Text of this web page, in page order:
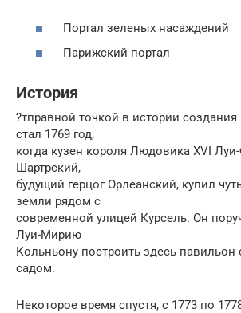
Портал зеленых насаждений
Парижский портал
История
?тправной точкой в истории
стал 1769 год,
когда кузен короля Людовика XVI
Шартрский,
будущий герцог Орлеанский, купил
земли рядом с
современной улицей Курсель. Он
Луи-Мирию
Кольньону построить здесь павильон
садом.
Некоторое время спустя, c 1773 по